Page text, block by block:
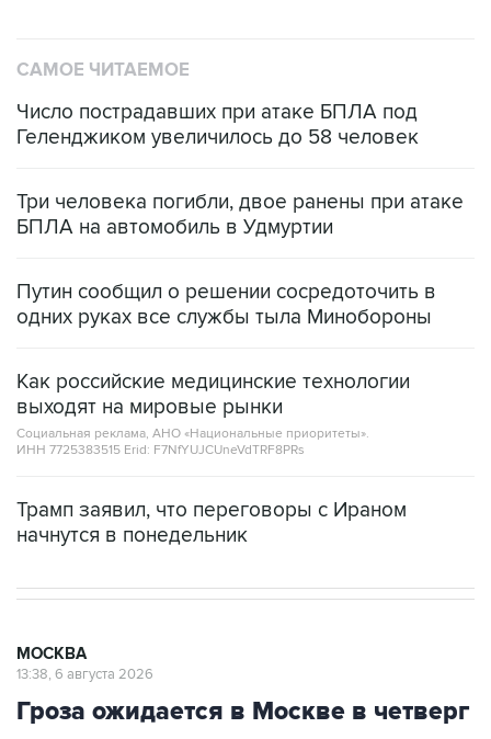
САМОЕ ЧИТАЕМОЕ
Число пострадавших при атаке БПЛА под
Геленджиком увеличилось до 58 человек
Три человека погибли, двое ранены при атаке
БПЛА на автомобиль в Удмуртии
Путин сообщил о решении сосредоточить в
одних руках все службы тыла Минобороны
Как российские медицинские технологии
выходят на мировые рынки
Социальная реклама, АНО «Национальные приоритеты».
ИНН 7725383515 Erid: F7NfYUJCUneVdTRF8PRs
Трамп заявил, что переговоры с Ираном
начнутся в понедельник
МОСКВА
13:38, 6 августа 2026
Гроза ожидается в Москве в четверг